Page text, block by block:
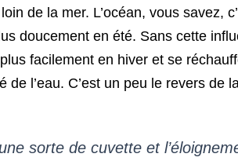
de la mer. L’océan, vous savez,
doucement en été. Sans cette
facilement en hiver et se
l’eau. C’est un peu le revers de
sorte de cuvette et